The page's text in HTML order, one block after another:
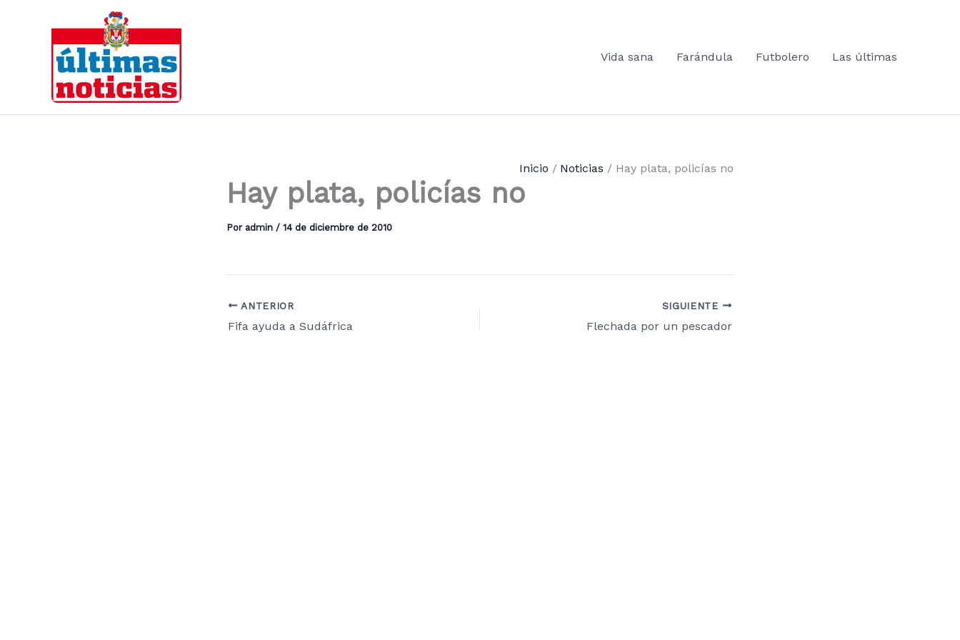
contenido
Vida sana
Farándula Futbolero Las últimas
Inicio Noticias Hay plata, policías no
Hay plata, policías no
Por admin / 14 de diciembre de 2010
ANTERIOR
Fifa ayuda a Sudáfrica
SIGUIENTE
Flechada por un pescador